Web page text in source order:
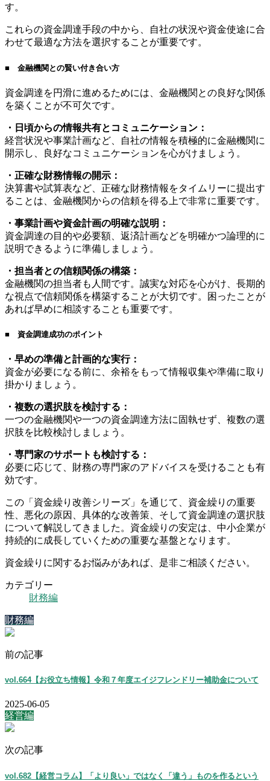
す。
これらの資金調達手段の中から、自社の状況や資金使途に合
わせて最適な方法を選択することが重要です。
■ 金融機関との賢い付き合い方
資金調達を円滑に進めるためには、金融機関との良好な関係
を築くことが不可欠です。
・日頃からの情報共有とコミュニケーション：
経営状況や事業計画など、自社の情報を積極的に金融機関に
開示し、良好なコミュニケーションを心がけましょう。
・正確な財務情報の開示：
決算書や試算表など、正確な財務情報をタイムリーに提出す
ることは、金融機関からの信頼を得る上で非常に重要です。
・事業計画や資金計画の明確な説明：
資金調達の目的や必要額、返済計画などを明確かつ論理的に
説明できるように準備しましょう。
・担当者との信頼関係の構築：
金融機関の担当者も人間です。誠実な対応を心がけ、長期的
な視点で信頼関係を構築することが大切です。困ったことが
あれば早めに相談することも重要です。
■ 資金調達成功のポイント
・早めの準備と計画的な実行：
資金が必要になる前に、余裕をもって情報収集や準備に取り
掛かりましょう。
・複数の選択肢を検討する：
一つの金融機関や一つの資金調達方法に固執せず、複数の選
択肢を比較検討しましょう。
・専門家のサポートも検討する：
必要に応じて、財務の専門家のアドバイスを受けることも有
効です。
この「資金繰り改善シリーズ」を通じて、資金繰りの重要
性、悪化の原因、具体的な改善策、そして資金調達の選択肢
について解説してきました。資金繰りの安定は、中小企業が
持続的に成長していくための重要な基盤となります。
資金繰りに関するお悩みがあれば、是非ご相談ください。
カテゴリー
財務編
財務編
前の記事
vol.664【お役立ち情報】令和７年度エイジフレンドリー補助金について
2025-06-05
経営編
次の記事
vol.682【経営コラム】「より良い」ではなく「違う」ものを作るという